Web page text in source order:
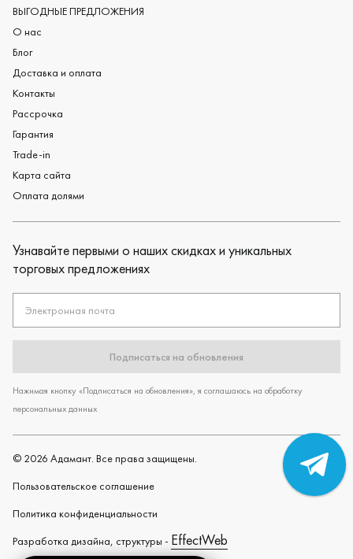
Черные обручальные кольца
ВЫГОДНЫЕ ПРЕДЛОЖЕНИЯ
О нас
Блог
Доставка и оплата
Контакты
Рассрочка
Гарантия
Trade-in
Карта сайта
Оплата долями
Узнавайте первыми о наших скидках и уникальных
торговых предложениях
Электронная почта
Подписаться на обновления
Нажимая кнопку «Подписаться на обновления», я соглашаюсь на обработку
персональных данных
© 2026 Адамант. Все права защищены.
Пользовательское cоглашение
Политика конфиденциальности
Разработка дизайна, структуры - EffectWeb